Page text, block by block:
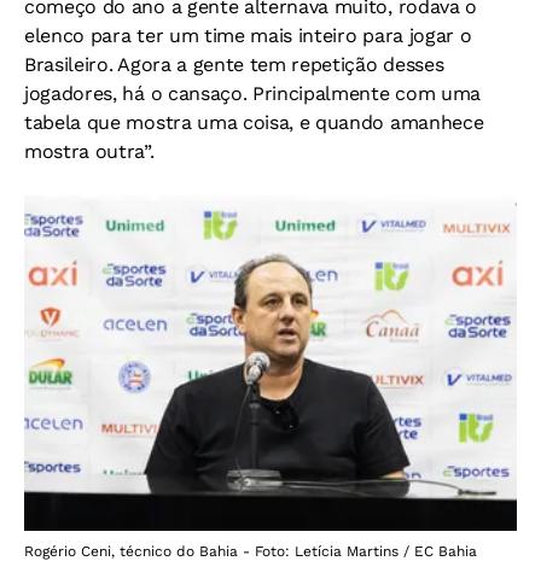
começo do ano a gente alternava muito, rodava o
elenco para ter um time mais inteiro para jogar o
Brasileiro. Agora a gente tem repetição desses
jogadores, há o cansaço. Principalmente com uma
tabela que mostra uma coisa, e quando amanhece
mostra outra”.
Rogério Ceni, técnico do Bahia - Foto: Letícia Martins / EC Bahia